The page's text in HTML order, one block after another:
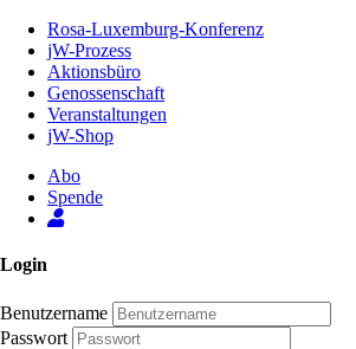
Inhalt
Seite
Rosa-Luxemburg-Konferenz
jW-Prozess
Aktionsbüro
Genossenschaft
Veranstaltungen
jW-Shop
Abo
Spende
Login
Benutzername
Passwort